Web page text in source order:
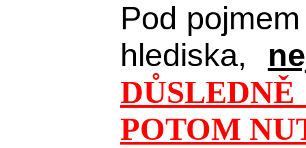
Pod pojmem
hlediska,
POTOM